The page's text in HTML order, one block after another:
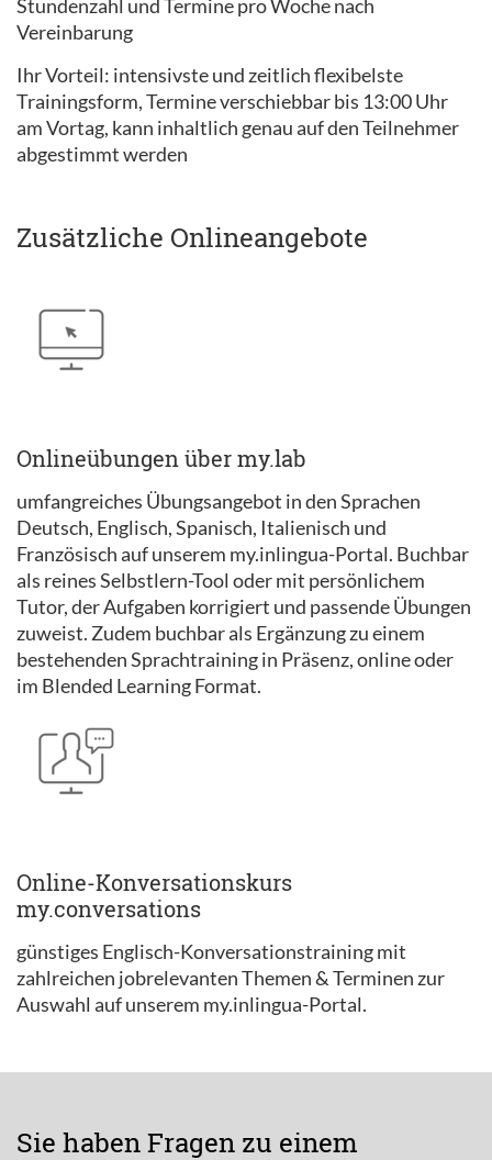
Stundenzahl und Termine pro Woche nach
Vereinbarung
Ihr Vorteil: intensivste und zeitlich flexibelste
Trainingsform, Termine verschiebbar bis 13:00 Uhr
am Vortag, kann inhaltlich genau auf den Teilnehmer
abgestimmt werden
Zusätzliche Onlineangebote
Onlineübungen über my.lab
umfangreiches Übungsangebot in den Sprachen
Deutsch, Englisch, Spanisch, Italienisch und
Französisch auf unserem my.inlingua-Portal. Buchbar
als reines Selbstlern-Tool oder mit persönlichem
Tutor, der Aufgaben korrigiert und passende Übungen
zuweist. Zudem buchbar als Ergänzung zu einem
bestehenden Sprachtraining in Präsenz, online oder
im Blended Learning Format.
Online-Konversationskurs
my.conversations
günstiges Englisch-Konversationstraining mit
zahlreichen jobrelevanten Themen & Terminen zur
Auswahl auf unserem my.inlingua-Portal.
Sie haben Fragen zu einem